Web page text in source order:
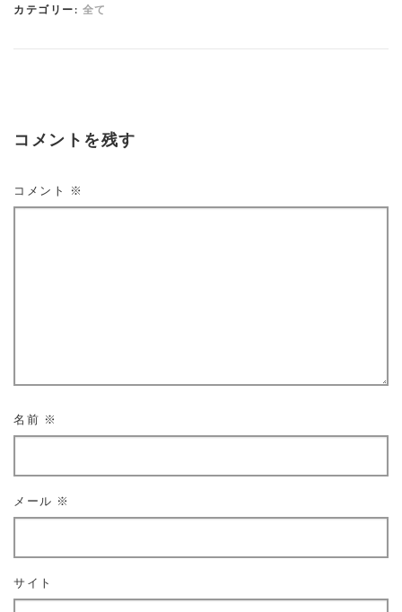
カテゴリー: 全て
コメントを残す
コメント ※
名前 ※
メール ※
サイト